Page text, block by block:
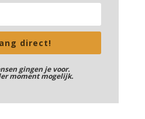
direct!
gingen je voor.
moment mogelijk.